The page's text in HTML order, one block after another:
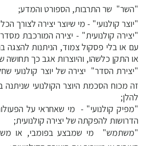
"השר"  שר התרבות, הספורט והמדע;
"יוצר קולנועי" - מי שיוצר יצירה לצורך
"יצירה קולנועית" - יצירה המורכבת
עם או בלי פסקול צמוד, הניתנות
או התקן כלשהו, והיוצרות אגב כך תחושה
"יצירת הסדר"  יצירה של יוצר קולנועי
זה מכוח הסכמת היוצר הקולנועי
להלן;
"מפיק קולנועי" - מי שאחראי על
הדרושות להפקתה של יצירה קולנועית;
"משתמש"  מי שמבצע בפומבי, או